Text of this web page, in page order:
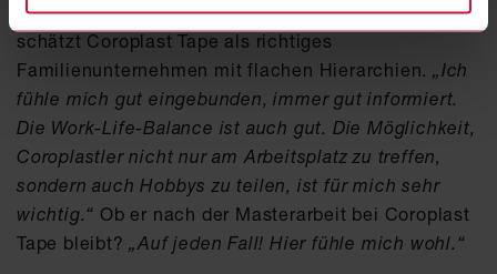
halten“ werden. Denn der Maschinenbauingenieur
schätzt Coroplast Tape als richtiges
Familienunternehmen mit flachen Hierarchien. „Ich
fühle mich gut eingebunden, immer gut informiert.
Die Work-Life-Balance ist auch gut. Die Möglichkeit,
Coroplastler nicht nur am Arbeitsplatz zu treffen,
sondern auch Hobbys zu teilen, ist für mich sehr
wichtig.“ Ob er nach der Masterarbeit bei Coroplast
Tape bleibt?„Auf jeden Fall! Hier fühle mich wohl.“